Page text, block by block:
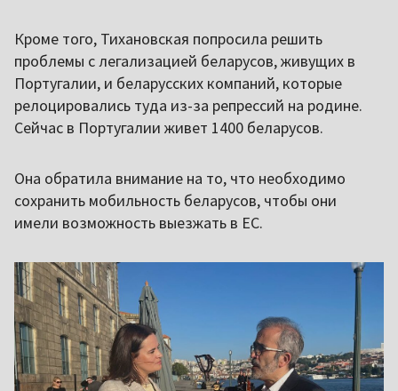
Кроме того, Тихановская попросила решить
проблемы с легализацией беларусов, живущих в
Португалии, и беларусских компаний, которые
релоцировались туда из-за репрессий на родине.
Сейчас в Португалии живет 1400 беларусов.
Она обратила внимание на то, что необходимо
сохранить мобильность беларусов, чтобы они
имели возможность выезжать в ЕС.